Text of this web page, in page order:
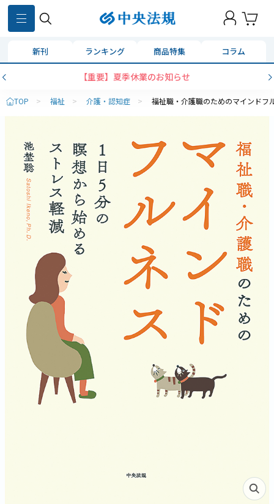
新刊 ランキング 商品特集 コラム
【重要】夏季休業のお知らせ
TOP > 福祉 > 介護・認知症 > 福祉職・介護職のためのマインド